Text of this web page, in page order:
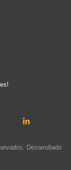
Desarrollado